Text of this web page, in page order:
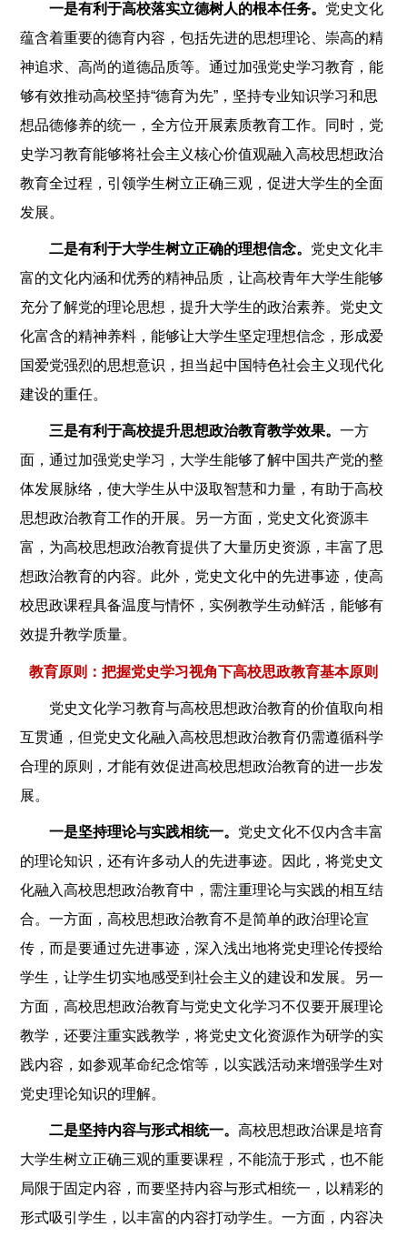
一是有利于高校落实立德树人的根本任务。 党史文化
蕴含着重要的德育内容，包括先进的思想理论、崇高的精
神追求、高尚的道德品质等。通过加强党史学习教育，能
够有效推动高校坚持“德育为先”，坚持专业知识学习和思
想品德修养的统一，全方位开展素质教育工作。同时，党
史学习教育能够将社会主义核心价值观融入高校思想政治
教育全过程，引领学生树立正确三观，促进大学生的全面
发展。
二是有利于大学生树立正确的理想信念。 党史文化丰
富的文化内涵和优秀的精神品质，让高校青年大学生能够
充分了解党的理论思想，提升大学生的政治素养。党史文
化富含的精神养料，能够让大学生坚定理想信念，形成爱
国爱党强烈的思想意识，担当起中国特色社会主义现代化
建设的重任。
三是有利于高校提升思想政治教育教学效果。一方
面，通过加强党史学习，大学生能够了解中国共产党的整
体发展脉络，使大学生从中汲取智慧和力量，有助于高校
思想政治教育工作的开展。另一方面，党史文化资源丰
富，为高校思想政治教育提供了大量历史资源，丰富了思
想政治教育的内容。此外，党史文化中的先进事迹，使高
校思政课程具备温度与情怀，实例教学生动鲜活，能够有
效提升教学质量。
教育原则：把握党史学习视角下高校思政教育基本原则
党史文化学习教育与高校思想政治教育的价值取向相
互贯通，但党史文化融入高校思想政治教育仍需遵循科学
合理的原则，才能有效促进高校思想政治教育的进一步发
展。
一是坚持理论与实践相统一。 党史文化不仅内含丰富
的理论知识，还有许多动人的先进事迹。因此，将党史文
化融入高校思想政治教育中，需注重理论与实践的相互结
合。一方面，高校思想政治教育不是简单的政治理论宣
传，而是要通过先进事迹，深入浅出地将党史理论传授给
学生，让学生切实地感受到社会主义的建设和发展。另一
方面，高校思想政治教育与党史文化学习不仅要开展理论
教学，还要注重实践教学，将党史文化资源作为研学的实
践内容，如参观革命纪念馆等，以实践活动来增强学生对
党史理论知识的理解。
二是坚持内容与形式相统一。高校思想政治课是培育
大学生树立正确三观的重要课程，不能流于形式，也不能
局限于固定内容，而要坚持内容与形式相统一，以精彩的
形式吸引学生，以丰富的内容打动学生。一方面，内容决